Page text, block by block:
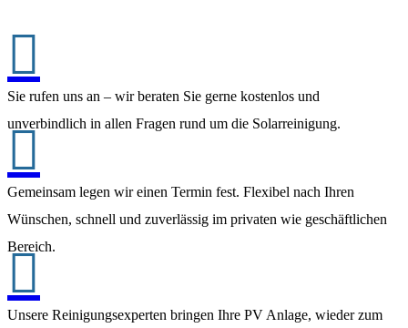

Sie rufen uns an – wir beraten Sie gerne kostenlos und
unverbindlich in allen Fragen rund um die Solarreinigung.

Gemeinsam legen wir einen Termin fest. Flexibel nach Ihren
Wünschen, schnell und zuverlässig im privaten wie geschäftlichen
Bereich.

Unsere Reinigungsexperten bringen Ihre PV Anlage, wieder zum